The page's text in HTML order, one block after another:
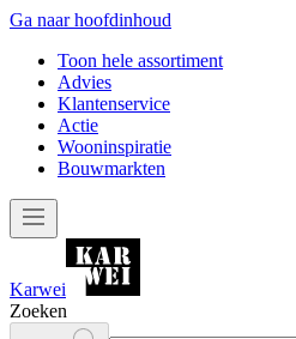
Ga naar hoofdinhoud
Toon hele assortiment
Advies
Klantenservice
Actie
Wooninspiratie
Bouwmarkten
Karwei
Zoeken